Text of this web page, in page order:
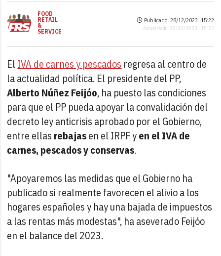
FOOD
RETAIL
&
SERVICE
Publicado: 28/12/2023 ·15:22
Actualizado: 28/12/2023 · 15:22
El IVA de carnes y pescados regresa al centro de
la actualidad política. El presidente del PP,
Alberto Núñez Feijóo, ha puesto las condiciones
para que el PP pueda apoyar la convalidación del
decreto ley anticrisis aprobado por el Gobierno,
entre ellas rebajasen el IRPF yen el IVA de
carnes, pescados y conservas.
"Apoyaremos las medidas que el Gobierno ha
publicado si realmente favorecen el alivio a los
hogares españoles y hay una bajada de impuestos
a las rentas más modestas", ha aseverado Feijóo
en el balance del 2023.